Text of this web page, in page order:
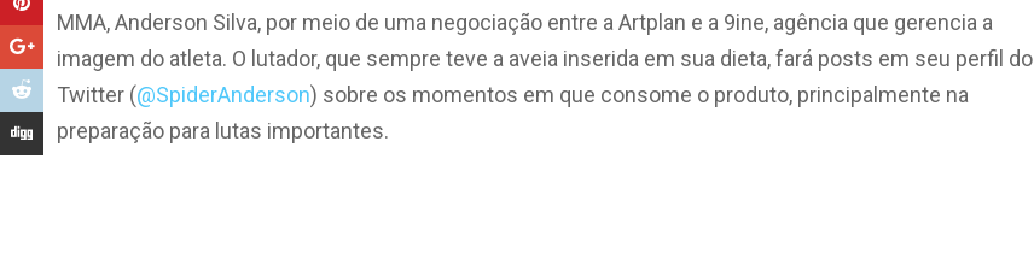
MMA, Anderson Silva, por meio de uma negociação entre a Artplan e a 9ine, agência que gerencia a
imagem do atleta. O lutador, que sempre teve a aveia inserida em sua dieta, fará posts em seu perfil do
Twitter (@SpiderAnderson) sobre os momentos em que consome o produto, principalmente na
preparação para lutas importantes.